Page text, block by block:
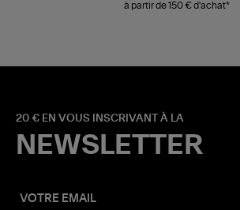
à partir de 150 € d'achat*
20 € EN VOUS INSCRIVANT À LA
NEWSLETTER